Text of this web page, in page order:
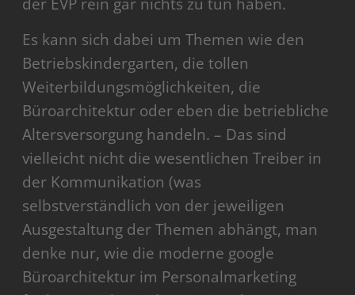
Es kann sich dabei um Themen wie den
Betriebskindergarten, die tollen
Weiterbildungsmöglichkeiten, die
Büroarchitektur oder eben die betriebliche
Altersversorgung handeln. – Das sind
vielleicht nicht die wesentlichen Treiber in
der Kommunikation (was
selbstverständlich von der jeweiligen
Ausgestaltung der Themen abhängt, man
denke nur, wie die moderne google
Büroarchitektur im Personalmarketing